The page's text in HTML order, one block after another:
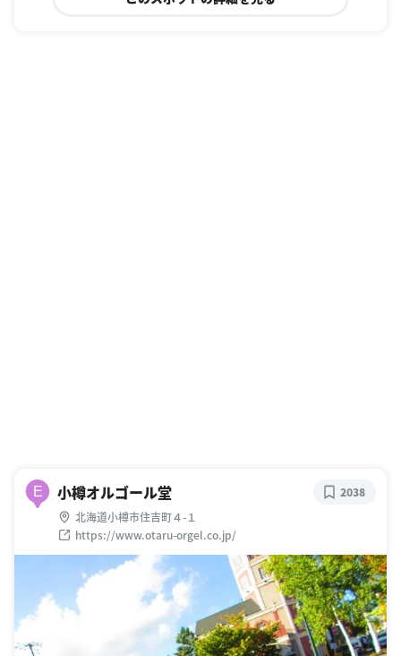
E 小樽オルゴール堂
北海道小樽市住吉町４-１
https://www.otaru-orgel.co.jp/
2038